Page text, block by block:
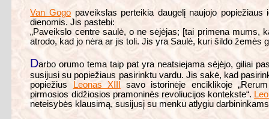
Van Gogopaveikslas perteikia daugelį naujojo popiežiaus
dienomis. Jis pastebi:
„Paveikslo centre saulė, o ne sėjėjas; [tai primena mums,
atrodo, kad jo nėra ar jis toli. Jis yra Saulė, kuri šildo žemės
Darbo orumo tema taip pat yra neatsiejama sėjėjo, giliai
susijusi su popiežiaus pasirinktu vardu. Jis sakė, kad
popiežius
Leonas XIII
savo istorinėje enciklikoje
pirmosios didžiosios pramoninės revoliucijos kontekste“.
neteisybės klausimą, susijusį su menku atlygiu